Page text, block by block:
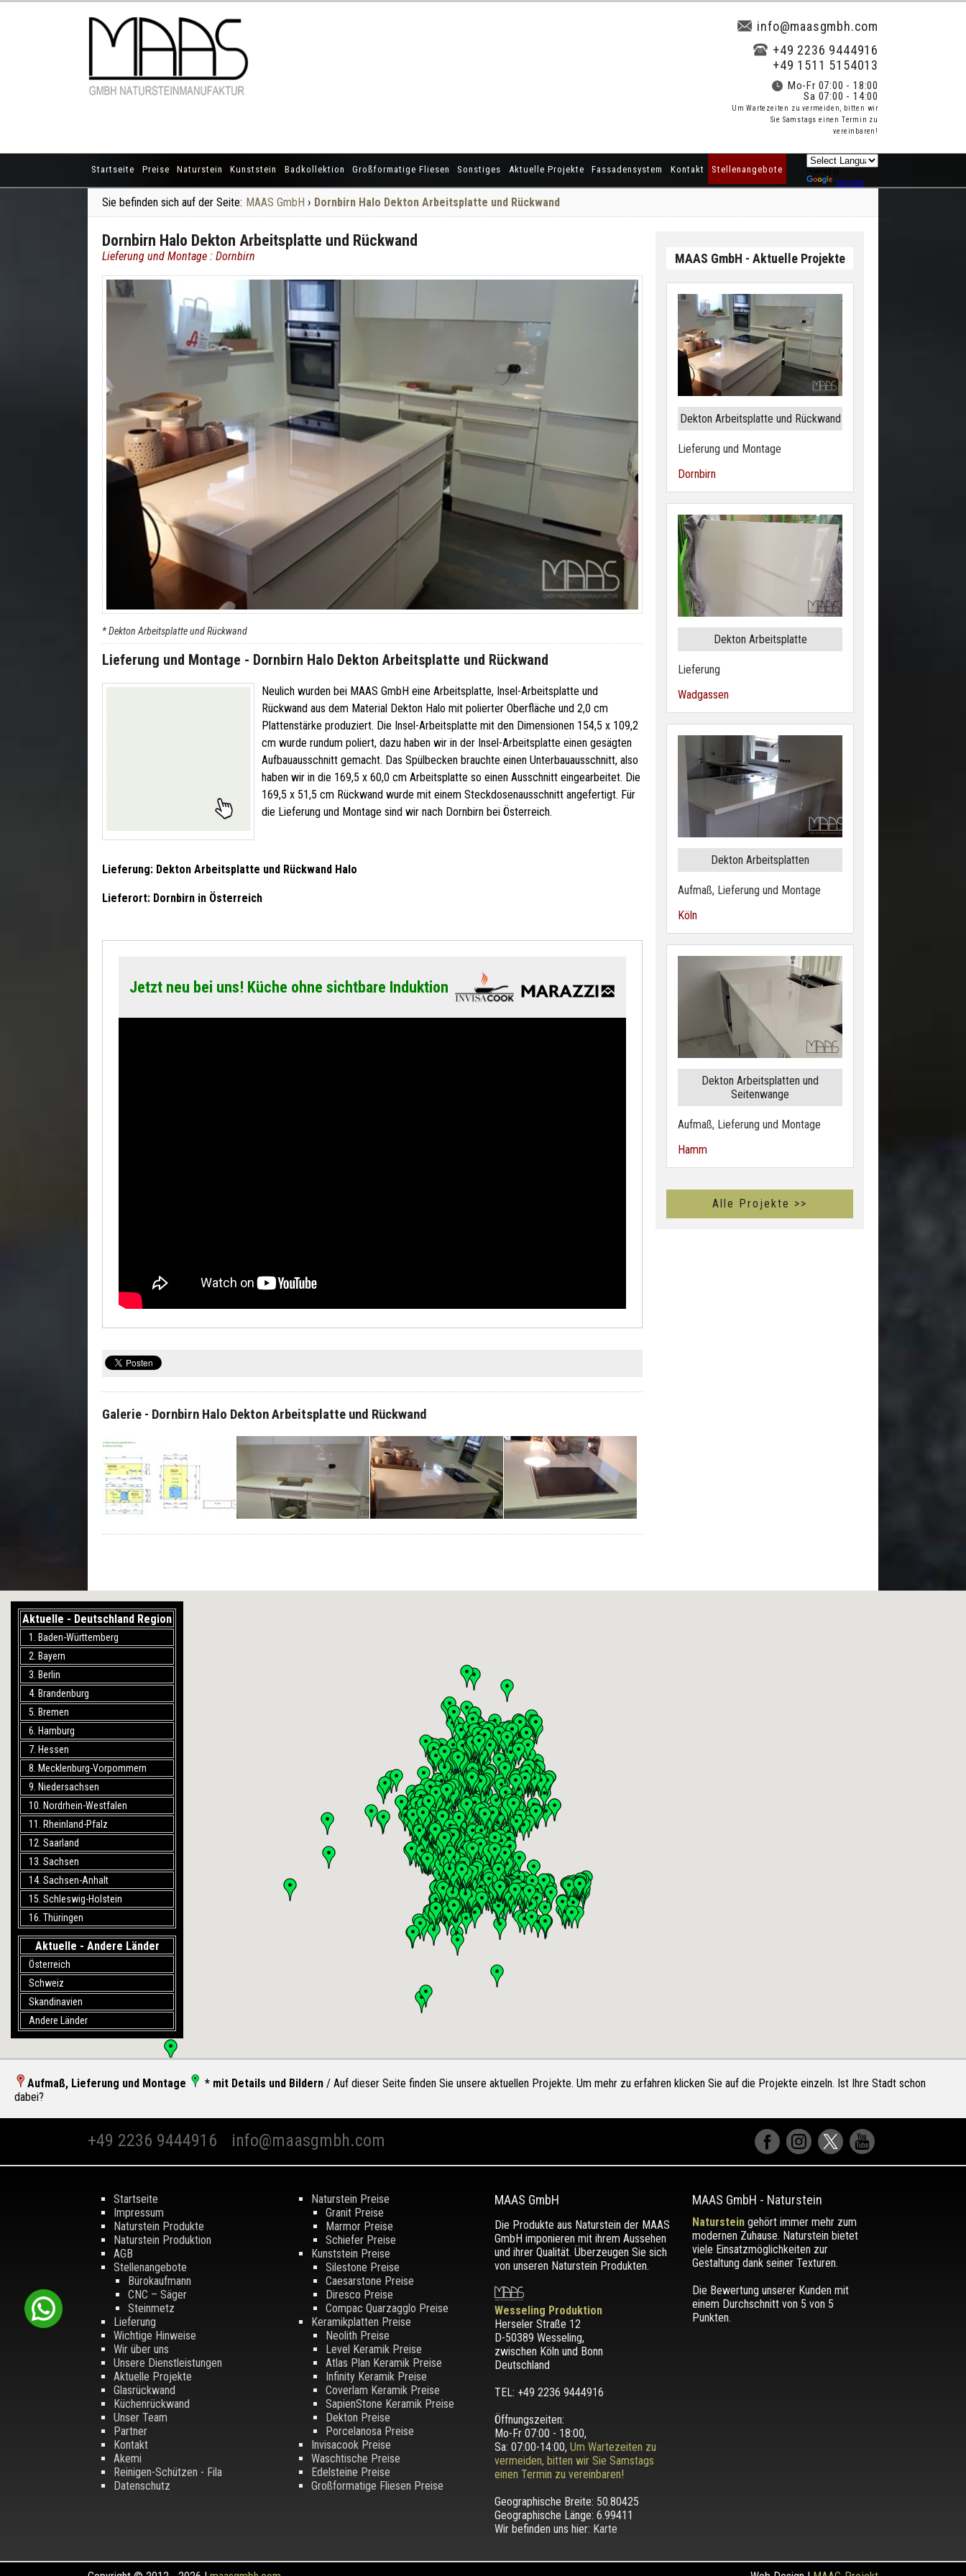
info@maasgmbh.com
+49 2236 9444916
+49 1511 5154013
Mo-Fr 07:00 - 18:00
Sa 07:00 - 14:00
Um Wartezeiten zu vermeiden, bitten wir
Sie Samstags einen Termin zu
vereinbaren!
Startseite Preise Naturstein Kunststein Badkollektion Großformatige Fliesen Sonstiges Aktuelle Projekte Fassadensystem Kontakt Stellenangebote
Translate
Sie befinden sich auf der Seite: MAAS GmbH › Dornbirn Halo Dekton Arbeitsplatte und Rückwand
Dornbirn Halo Dekton Arbeitsplatte und Rückwand
Lieferung und Montage : Dornbirn
* Dekton Arbeitsplatte und Rückwand
Lieferung und Montage - Dornbirn Halo Dekton Arbeitsplatte und Rückwand
Neulich wurden bei MAAS GmbH eine Arbeitsplatte, Insel-Arbeitsplatte und
Rückwand aus dem Material Dekton Halo mit polierter Oberfläche und 2,0 cm
Plattenstärke produziert. Die Insel-Arbeitsplatte mit den Dimensionen 154,5 x 109,2
cm wurde rundum poliert, dazu haben wir in der Insel-Arbeitsplatte einen gesägten
Aufbauausschnitt gemacht. Das Spülbecken brauchte einen Unterbauausschnitt, also
haben wir in die 169,5 x 60,0 cm Arbeitsplatte so einen Ausschnitt eingearbeitet. Die
169,5 x 51,5 cm Rückwand wurde mit einem Steckdosenausschnitt angefertigt. Für
die Lieferung und Montage sind wir nach Dornbirn bei Österreich.
Lieferung: Dekton Arbeitsplatte und Rückwand Halo
Lieferort: Dornbirn in Österreich
Jetzt neu bei uns! Küche ohne sichtbare Induktion
Galerie - Dornbirn Halo Dekton Arbeitsplatte und Rückwand
MAAS GmbH - Aktuelle Projekte
Dekton Arbeitsplatte und Rückwand
Lieferung und Montage
Dornbirn
Dekton Arbeitsplatte
Lieferung
Wadgassen
Dekton Arbeitsplatten
Aufmaß, Lieferung und Montage
Köln
Dekton Arbeitsplatten und
Seitenwange
Aufmaß, Lieferung und Montage
Hamm
Alle Projekte >>
Aktuelle - Deutschland Region
1. Baden-Württemberg
2. Bayern
3. Berlin
4. Brandenburg
5. Bremen
6. Hamburg
7. Hessen
8. Mecklenburg-Vorpommern
9. Niedersachsen
10. Nordrhein-Westfalen
11. Rheinland-Pfalz
12. Saarland
13. Sachsen
14. Sachsen-Anhalt
15. Schleswig-Holstein
16. Thüringen
Aktuelle - Andere Länder
Österreich
Schweiz
Skandinavien
Andere Länder
Aufmaß, Lieferung und Montage * mit Details und Bildern / Auf dieser Seite finden Sie unsere aktuellen Projekte. Um mehr zu erfahren klicken Sie auf die Projekte einzeln. Ist Ihre Stadt schon
dabei?
+49 2236 9444916 info@maasgmbh.com
Startseite
Impressum
Naturstein Produkte
Naturstein Produktion
AGB
Stellenangebote
Bürokaufmann
CNC – Säger
Steinmetz
Lieferung
Wichtige Hinweise
Wir über uns
Unsere Dienstleistungen
Aktuelle Projekte
Glasrückwand
Küchenrückwand
Unser Team
Partner
Kontakt
Akemi
Reinigen-Schützen - Fila
Datenschutz
Naturstein Preise
Granit Preise
Marmor Preise
Schiefer Preise
Kunststein Preise
Silestone Preise
Caesarstone Preise
Diresco Preise
Compac Quarzagglo Preise
Keramikplatten Preise
Neolith Preise
Level Keramik Preise
Atlas Plan Keramik Preise
Infinity Keramik Preise
Coverlam Keramik Preise
SapienStone Keramik Preise
Dekton Preise
Porcelanosa Preise
Invisacook Preise
Waschtische Preise
Edelsteine Preise
Großformatige Fliesen Preise
MAAS GmbH
Die Produkte aus Naturstein der MAAS
GmbH imponieren mit ihrem Aussehen
und ihrer Qualität. Überzeugen Sie sich
von unseren Naturstein Produkten.
Wesseling Produktion
Herseler Straße 12
D-50389 Wesseling,
zwischen Köln und Bonn
Deutschland
TEL: +49 2236 9444916
Öffnungszeiten:
Mo-Fr 07:00 - 18:00,
Sa: 07:00-14:00, Um Wartezeiten zu
vermeiden, bitten wir Sie Samstags
einen Termin zu vereinbaren!
Geographische Breite: 50.80425
Geographische Länge: 6.99411
Wir befinden uns hier: Karte
MAAS GmbH - Naturstein
Natursteingehört immer mehr zum
modernen Zuhause. Naturstein bietet
viele Einsatzmöglichkeiten zur
Gestaltung dank seiner Texturen.
Die Bewertung unserer Kunden mit
einem Durchschnitt von 5 von 5
Punkten.